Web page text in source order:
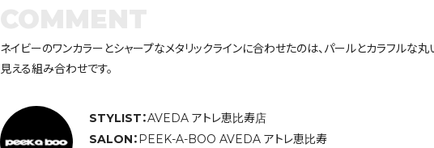
STYLIST：AVEDA アトレ恵比寿店
SALON： PEEK-A-BOO AVEDA アトレ恵比寿
ネイビーのワンカラーとシャープなメタリックラインに合わせたのは、パールとカラフルな
見える組み合わせです。